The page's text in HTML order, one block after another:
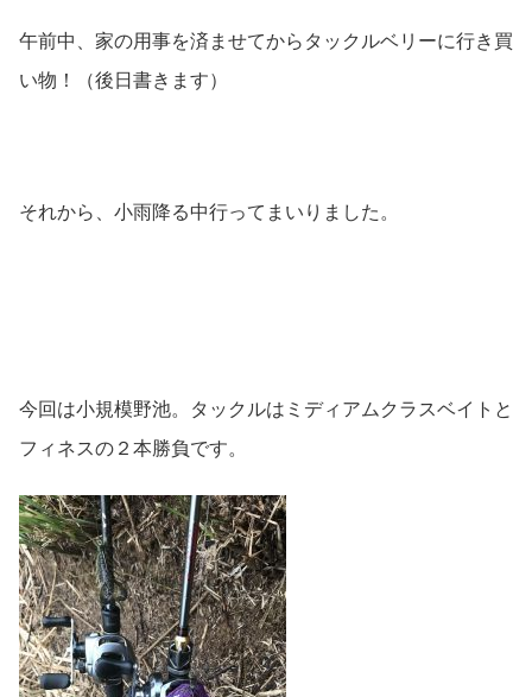
午前中、家の用事を済ませてからタックルベリーに行き買
い物！（後日書きます）
それから、小雨降る中行ってまいりました。
今回は小規模野池。タックルはミディアムクラスベイトと
フィネスの２本勝負です。